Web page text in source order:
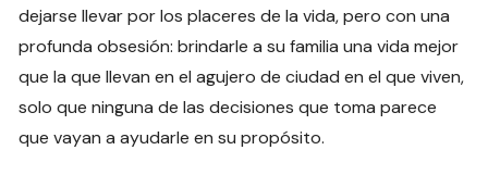
dejarse llevar por los placeres de la vida, pero con una
profunda obsesión: brindarle a su familia una vida mejor
que la que llevan en el agujero de ciudad en el que viven,
solo que ninguna de las decisiones que toma parece
que vayan a ayudarle en su propósito.